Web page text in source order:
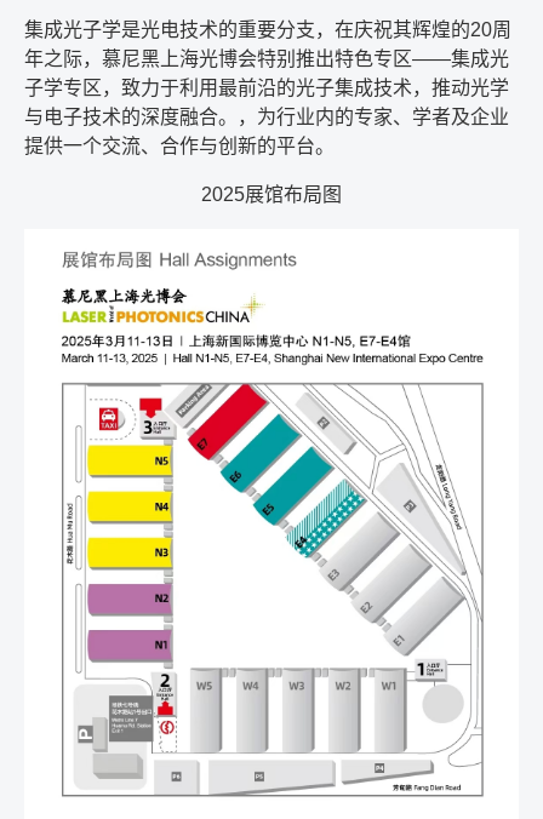
集成光子学是光电技术的重要分支，在庆祝其辉煌的20周
年之际，慕尼黑上海光博会特别推出特色专区——集成光
子学专区，致力于利用最前沿的光子集成技术，推动光学
与电子技术的深度融合。，为行业内的专家、学者及企业
提供一个交流、合作与创新的平台。
2025展馆布局图